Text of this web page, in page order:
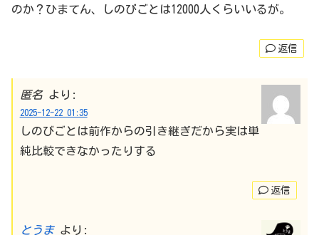
のか？ひまてん、しのびごとは12000人くらいいるが。
返信
匿名 より:
2025-12-22 01:35
しのびごとは前作からの引き継ぎだから実は単
純比較できなかったりする
返信
とうま より: